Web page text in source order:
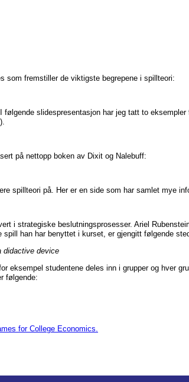
som fremstiller de viktigste begrepene i spillteori:
følgende slidespresentasjon har jeg tatt to
på nettopp boken av Dixit og Nalebuff:
spillteori på. Her er en side som har samlet mye
i strategiske beslutningsprosesser. Ariel
han har benyttet i kurset, er gjengitt følgende
didactive device
studentene deles inn i grupper og hver
følgende:
for College Economics.